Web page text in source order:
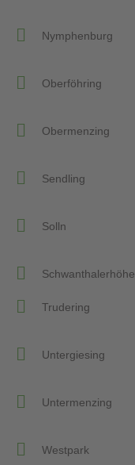
Nymphenburg
Oberföhring
Obermenzing
Sendling
Solln
Schwanthalerhöhe
Trudering
Untergiesing
Untermenzing
Westpark